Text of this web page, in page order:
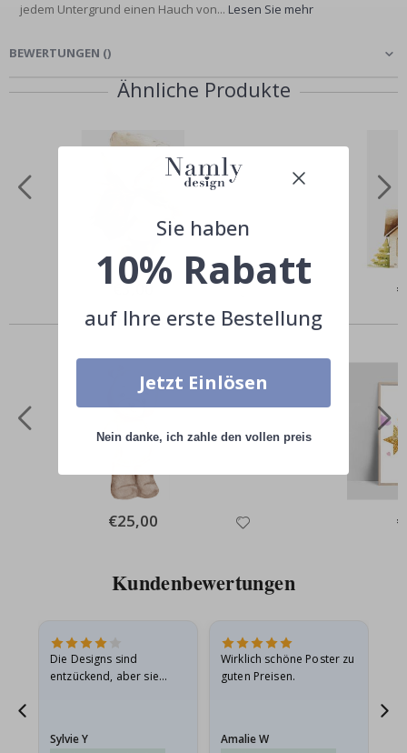
jedem Untergrund einen Hauch von... Lesen Sie mehr
BEWERTUNGEN ()
Ähnliche Produkte
Special
€3,00
Andere kauften auch
Special
Price
€25,00
Kundenbewertungen
Die Designs sind
entzückend, aber sie
sie…
Sylvie Y
Wirklich schöne Poster zu
guten Preisen.
Amalie W
Sie haben
10% Rabatt
auf Ihre erste Bestellung
Jetzt Einlösen
Nein danke, ich zahle den vollen preis